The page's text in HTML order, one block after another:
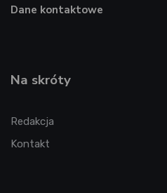
Dane kontaktowe
Na skróty
Redakcja
Kontakt